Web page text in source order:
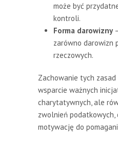
może być
kontroli.
Forma darowizny
zarówno darowizn
rzeczowych.
Zachowanie tych
wsparcie ważnych
charytatywnych, ale
zwolnień
motywację do